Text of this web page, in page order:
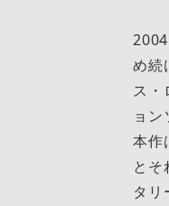
め続
ス・
ョ
本作
とそ
タリ